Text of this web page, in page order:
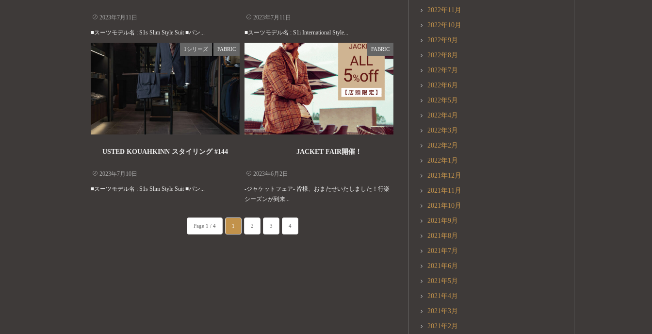
2023年7月11日
■スーツモデル名 : S1s Slim Style Suit ■パン...
2023年7月11日
■スーツモデル名 : S1i International Style...
1シリーズ FABRIC
USTED KOUAHKINN スタイリング #144
2023年7月10日
■スーツモデル名 : S1s Slim Style Suit ■パン...
FABRIC
JACKET FAIR開催！
2023年6月2日
-ジャケットフェア- 皆様、おまたせいたしました！行楽
シーズンが到来...
Page 1 / 4 1 2 3 4
2022年11月
2022年10月
2022年9月
2022年8月
2022年7月
2022年6月
2022年5月
2022年4月
2022年3月
2022年2月
2022年1月
2021年12月
2021年11月
2021年10月
2021年9月
2021年8月
2021年7月
2021年6月
2021年5月
2021年4月
2021年3月
2021年2月